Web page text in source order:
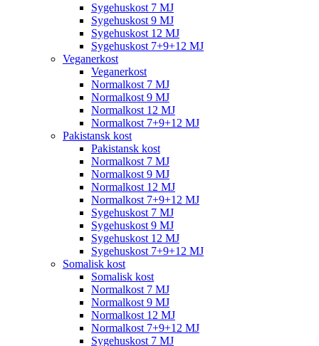
Sygehuskost 7 MJ
Sygehuskost 9 MJ
Sygehuskost 12 MJ
Sygehuskost 7+9+12 MJ
Veganerkost
Veganerkost
Normalkost 7 MJ
Normalkost 9 MJ
Normalkost 12 MJ
Normalkost 7+9+12 MJ
Pakistansk kost
Pakistansk kost
Normalkost 7 MJ
Normalkost 9 MJ
Normalkost 12 MJ
Normalkost 7+9+12 MJ
Sygehuskost 7 MJ
Sygehuskost 9 MJ
Sygehuskost 12 MJ
Sygehuskost 7+9+12 MJ
Somalisk kost
Somalisk kost
Normalkost 7 MJ
Normalkost 9 MJ
Normalkost 12 MJ
Normalkost 7+9+12 MJ
Sygehuskost 7 MJ